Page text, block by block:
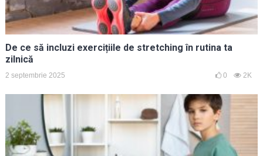
De ce să incluzi exercițiile de stretching în rutina ta
zilnică
2 septembrie 2025 0 2K